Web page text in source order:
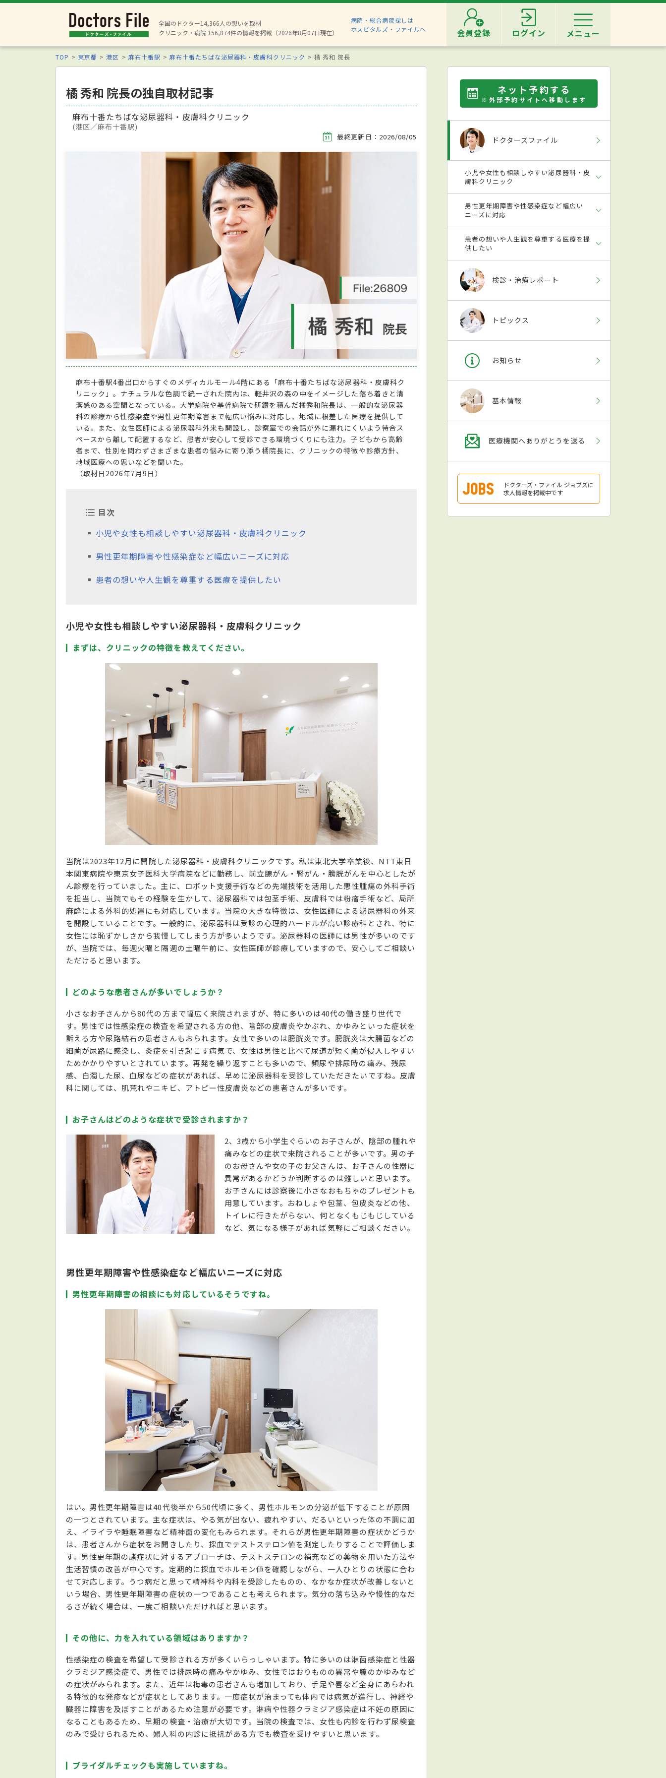
全国のドクター14,366人の想いを取材
クリニック・病院 156,874件の情報を掲載（2026年8月07日現在）
病院・総合病院探しは
ホスピタルズ・ファイルへ
会員登録 ログイン メニュー
TOP 東京都 港区 麻布十番駅 麻布十番たちばな泌尿器科・皮膚科クリニック 橘 秀和 院長
橘 秀和 院長の独自取材記事
麻布十番たちばな泌尿器科・皮膚科クリニック
(港区／麻布十番駅)
最終更新日：2026/08/05
麻布十番駅4番出口からすぐのメディカルモール4階にある「麻布十番たちばな泌尿器科・皮膚科ク
リニック」。ナチュラルな色調で統一された院内は、軽井沢の森の中をイメージした落ち着きと清
潔感のある空間となっている。大学病院や基幹病院で研鑽を積んだ橘秀和院長は、一般的な泌尿器
科の診療から性感染症や男性更年期障害まで幅広い悩みに対応し、地域に根差した医療を提供して
いる。また、女性医師による泌尿器科外来も開設し、診察室での会話が外に漏れにくいよう待合ス
ペースから離して配置するなど、患者が安心して受診できる環境づくりにも注力。子どもから高齢
者まで、性別を問わずさまざまな患者の悩みに寄り添う橘院長に、クリニックの特徴や診療方針、
地域医療への思いなどを聞いた。
（取材日2026年7月9日）
目次
小児や女性も相談しやすい泌尿器科・皮膚科クリニック
男性更年期障害や性感染症など幅広いニーズに対応
患者の想いや人生観を尊重する医療を提供したい
小児や女性も相談しやすい泌尿器科・皮膚科クリニック
まずは、クリニックの特徴を教えてください。
当院は2023年12月に開院した泌尿器科・皮膚科クリニックです。私は東北大学卒業後、NTT東日
本関東病院や東京女子医科大学病院などに勤務し、前立腺がん・腎がん・膀胱がんを中心としたが
ん診療を行っていました。主に、ロボット支援手術などの先端技術を活用した悪性腫瘍の外科手術
を担当し、当院でもその経験を生かして、泌尿器科では包茎手術、皮膚科では粉瘤手術など、局所
麻酔による外科的処置にも対応しています。当院の大きな特徴は、女性医師による泌尿器科の外来
を開設していることです。一般的に、泌尿器科は受診の心理的ハードルが高い診療科とされ、特に
女性には恥ずかしさから我慢してしまう方が多いようです。泌尿器科の医師には男性が多いのです
が、当院では、毎週火曜と隔週の土曜午前に、女性医師が診療していますので、安心してご相談い
ただけると思います。
どのような患者さんが多いでしょうか？
小さなお子さんから80代の方まで幅広く来院されますが、特に多いのは40代の働き盛り世代で
す。男性では性感染症の検査を希望される方の他、陰部の皮膚炎やかぶれ、かゆみといった症状を
訴える方や尿路結石の患者さんもおられます。女性で多いのは膀胱炎です。膀胱炎は大腸菌などの
細菌が尿路に感染し、炎症を引き起こす病気で、女性は男性と比べて尿道が短く菌が侵入しやすい
ためかかりやすいとされています。再発を繰り返すことも多いので、頻尿や排尿時の痛み、残尿
感、白濁した尿、血尿などの症状があれば、早めに泌尿器科を受診していただきたいですね。皮膚
科に関しては、肌荒れやニキビ、アトピー性皮膚炎などの患者さんが多いです。
お子さんはどのような症状で受診されますか？
2、3歳から小学生ぐらいのお子さんが、陰部の腫れや
痛みなどの症状で来院されることが多いです。男の子
のお母さんや女の子のお父さんは、お子さんの性器に
異常があるかどうか判断するのは難しいと思います。
お子さんには診察後に小さなおもちゃのプレゼントも
用意しています。おねしょや包茎、包皮炎などの他、
トイレに行きたがらない、何となくもじもじしている
など、気になる様子があれば気軽にご相談ください。
男性更年期障害や性感染症など幅広いニーズに対応
男性更年期障害の相談にも対応しているそうですね。
はい。男性更年期障害は40代後半から50代頃に多く、男性ホルモンの分泌が低下することが原因
の一つとされています。主な症状は、やる気が出ない、疲れやすい、だるいといった体の不調に加
え、イライラや睡眠障害など精神面の変化もみられます。それらが男性更年期障害の症状かどうか
は、患者さんから症状をお聞きしたり、採血でテストステロン値を測定したりすることで評価しま
す。男性更年期の諸症状に対するアプローチは、テストステロンの補充などの薬物を用いた方法や
生活習慣の改善が中心です。定期的に採血でホルモン値を確認しながら、一人ひとりの状態に合わ
せて対応します。うつ病だと思って精神科や内科を受診したものの、なかなか症状が改善しないと
いう場合、男性更年期障害の症状の一つであることも考えられます。気分の落ち込みや慢性的なだ
るさが続く場合は、一度ご相談いただければと思います。
その他に、力を入れている領域はありますか？
性感染症の検査を希望して受診される方が多くいらっしゃいます。特に多いのは淋菌感染症と性器
クラミジア感染症で、男性では排尿時の痛みやかゆみ、女性ではおりものの異常や膣のかゆみなど
の症状がみられます。また、近年は梅毒の患者さんも増加しており、手足や唇など全身にあらわれ
る特徴的な発疹などが症状としてあります。一度症状が治まっても体内では病気が進行し、神経や
臓器に障害を及ぼすことがあるため注意が必要です。淋病や性器クラミジア感染症は不妊の原因に
なることもあるため、早期の検査・治療が大切です。当院の検査では、女性も内診を行わず尿検査
のみで受けられるため、婦人科の内診に抵抗がある方でも検査を受けやすいと思います。
ブライダルチェックも実施していますね。
ネット予約する
※外部予約サイトへ移動します
ドクターズファイル
小児や女性も相談しやすい泌尿器科・皮
膚科クリニック
男性更年期障害や性感染症など幅広い
ニーズに対応
患者の想いや人生観を尊重する医療を提
供したい
検診・治療レポート
トピックス
お知らせ
基本情報
医療機関へありがとうを送る
ドクターズ・ファイル ジョブズに
求人情報を掲載中です